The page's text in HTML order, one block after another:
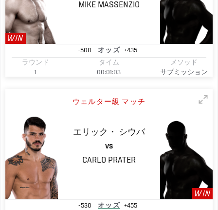
WIN
MIKE MASSENZIO
-500 オッズ
+435
ラウンド
1
タイム
00:01:03
メソッド
サブミッション
ウェルター級 マッチ
エリック・ シウバ
VS
CARLO PRATER
WIN
-530 オッズ
+455